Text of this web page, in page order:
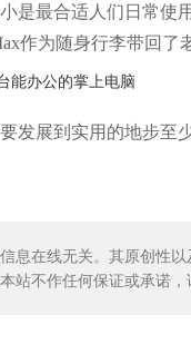
是最合适人们日常
作为随身行李带回
发展到实用的地步
息在线无关。其原创性
站不作任何保证或承诺